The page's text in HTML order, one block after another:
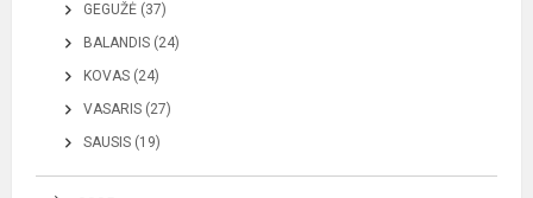
GEGUŽĖ (37)
BALANDIS (24)
KOVAS (24)
VASARIS (27)
SAUSIS (19)